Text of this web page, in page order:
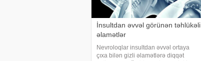
İnsultdan əvvəl görünən təhlükəli
əlamətlər
Nevroloqlar insultdan əvvəl ortaya
çıxa bilən gizli əlamətlərə diqqət